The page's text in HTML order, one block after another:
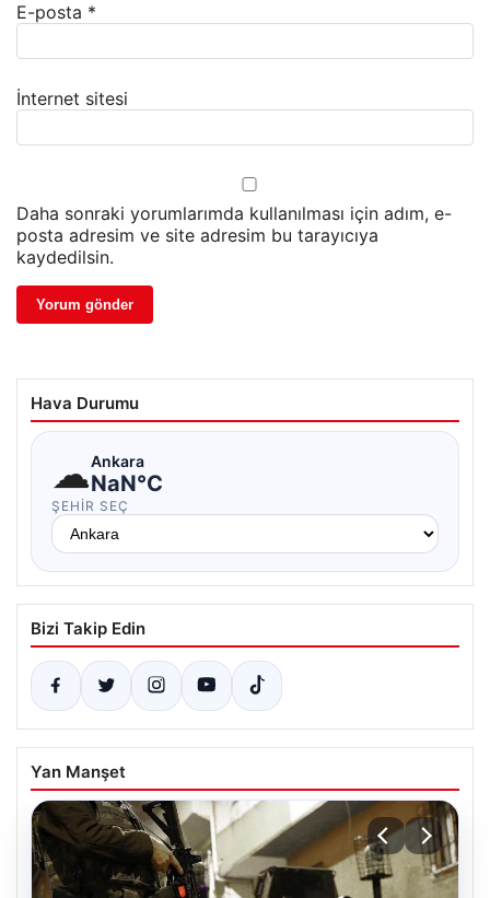
E-posta *
İnternet sitesi
Daha sonraki yorumlarımda kullanılması için adım, e-
posta adresim ve site adresim bu tarayıcıya
kaydedilsin.
Hava Durumu
☁Ankara
NaN°C
ŞEHIR SEÇ
Bizi Takip Edin
Yan Manşet